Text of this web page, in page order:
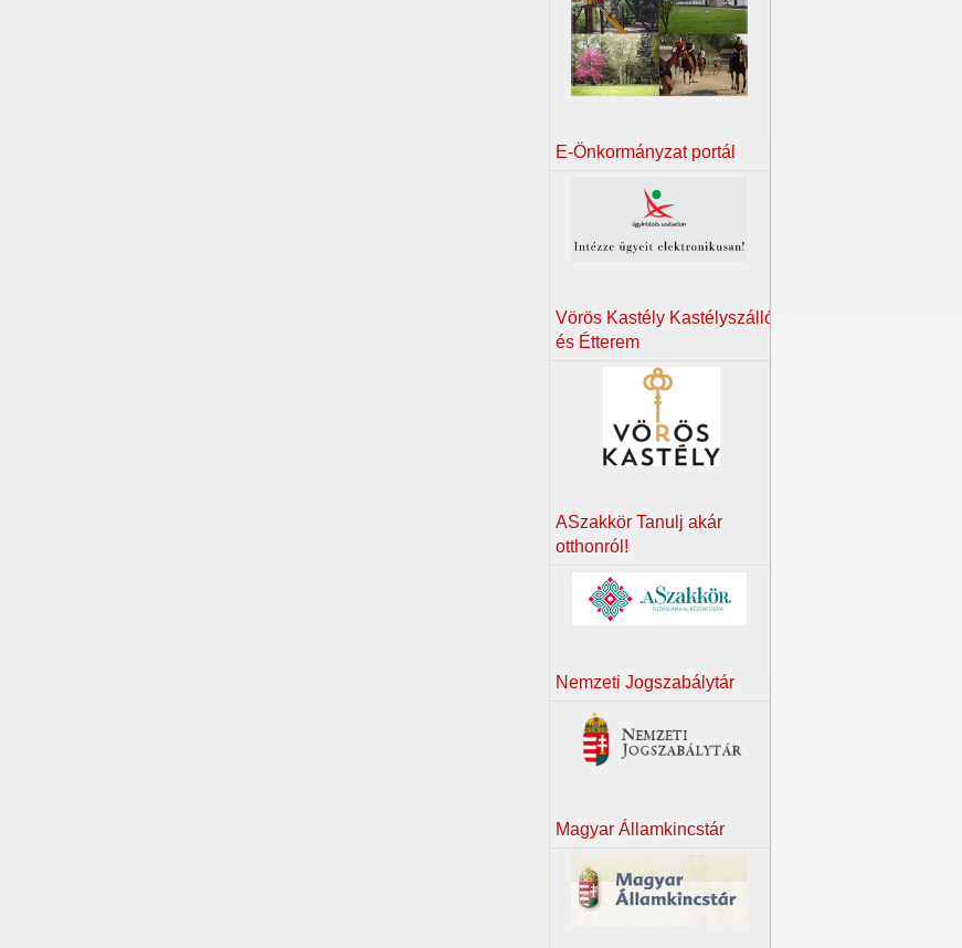
E-Önkormányzat portál
Vörös Kastély Kastélyszálló
és Étterem
ASzakkör Tanulj akár
otthonról!
Nemzeti Jogszabálytár
Magyar Államkincstár